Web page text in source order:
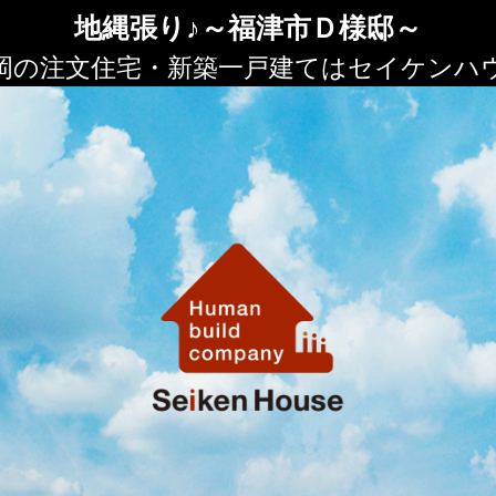
地縄張り♪～福津市Ｄ様邸～
の注文住宅・新築一戸建てはセイケンハ